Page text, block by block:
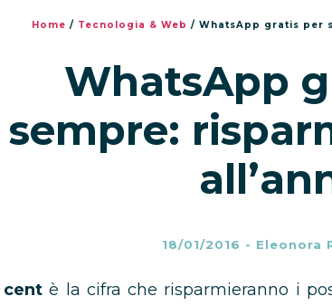
Home / Tecnologia & Web / WhatsApp gratis per
WhatsApp
sempre:
18/01/2016 - Eleonora
cent è la cifra che risparmieranno i